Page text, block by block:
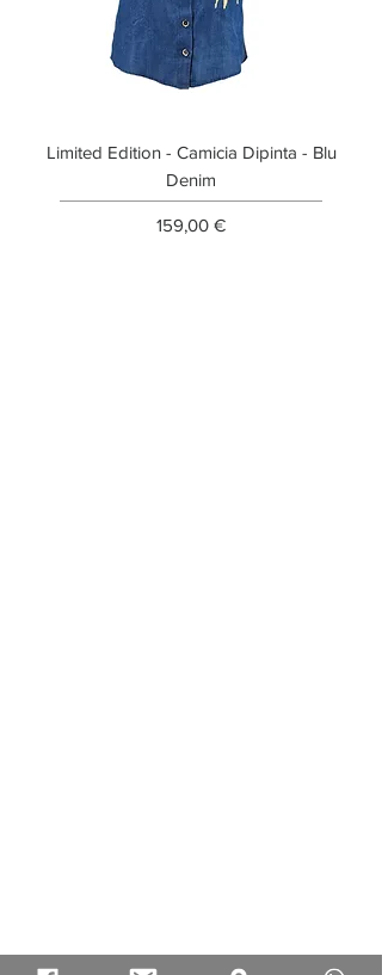
Limited Edition - Camicia Dipinta - Blu
Denim
Prezzo
159,00 €